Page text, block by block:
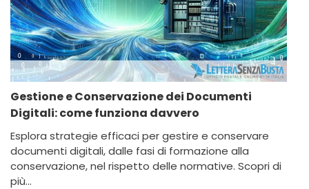
Gestione e Conservazione dei Documenti
Digitali: come funziona davvero
Esplora strategie efficaci per gestire e conservare
documenti digitali, dalle fasi di formazione alla
conservazione, nel rispetto delle normative. Scopri di
più...